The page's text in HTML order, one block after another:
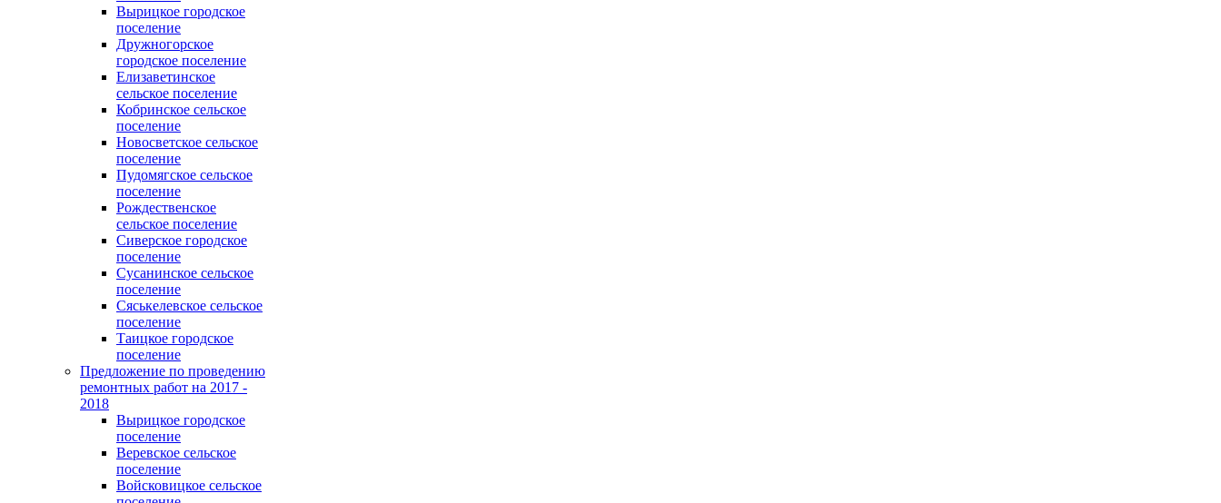
Вырицкое городское
поселение
Дружногорское
городское поселение
Елизаветинское
сельское поселение
Кобринское сельское
поселение
Новосветское сельское
поселение
Пудомягское сельское
поселение
Рождественское
сельское поселение
Сиверское городское
поселение
Сусанинское сельское
поселение
Сяськелевское сельское
поселение
Таицкое городское
поселение
Предложение по проведению
ремонтных работ на 2017 -
2018
Вырицкое городское
поселение
Веревское сельское
поселение
Войсковицкое сельское